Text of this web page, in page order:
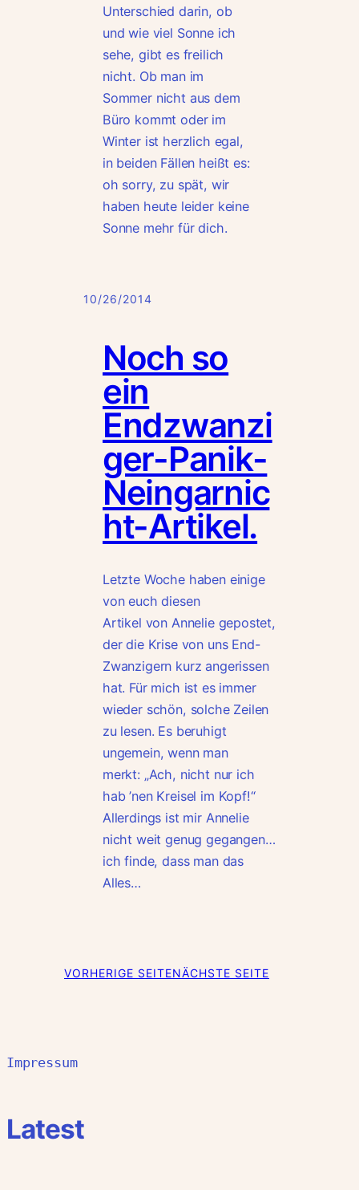
Unterschied darin, ob
und wie viel Sonne ich
sehe, gibt es freilich
nicht. Ob man im
Sommer nicht aus dem
Büro kommt oder im
Winter ist herzlich egal,
in beiden Fällen heißt es:
oh sorry, zu spät, wir
haben heute leider keine
Sonne mehr für dich.
10/26/2014
Noch so
ein
Endzwanzi
ger-Panik-
Neingarnic
ht-Artikel.
Letzte Woche haben einige
von euch diesen
Artikel von Annelie gepostet,
der die Krise von uns End-
Zwanzigern kurz angerissen
hat. Für mich ist es immer
wieder schön, solche Zeilen
zu lesen. Es beruhigt
ungemein, wenn man
merkt: „Ach, nicht nur ich
hab ’nen Kreisel im Kopf!“
Allerdings ist mir Annelie
nicht weit genug gegangen…
ich finde, dass man das
Alles…
VORHERIGE SEITENÄCHSTE SEITE
Impressum
Latest